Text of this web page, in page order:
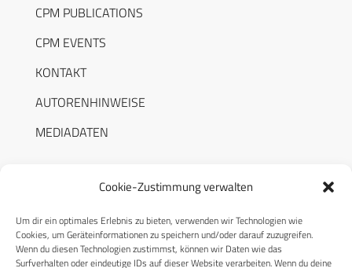
Cookie-Zustimmung verwalten
Um dir ein optimales Erlebnis zu bieten, verwenden wir Technologien wie
Cookies, um Geräteinformationen zu speichern und/oder darauf zuzugreifen.
Wenn du diesen Technologien zustimmst, können wir Daten wie das
Surfverhalten oder eindeutige IDs auf dieser Website verarbeiten. Wenn du deine
CPM PUBLICATIONS
CPM EVENTS
KONTAKT
AUTORENHINWEISE
MEDIADATEN
RECHTLICHES